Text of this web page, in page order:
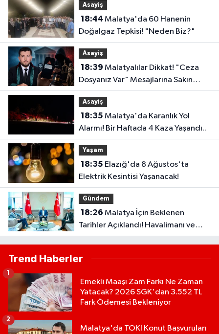
Asayiş
18:44
Doğalgaz Tepkisi! "Neden Biz?"
Asayiş
18:39
Dosyanız Var" Mesajlarına Sakın
Kanmayın
Asayiş
18:35
Alarmı! Bir Haftada 4 Kaza Yaşandı..
Yaşam
18:35
Elektrik Kesintisi Yaşanacak!
Gündem
18:26
Tarihler Açıklandı! Havalimanı ve
Çevre Yolu Açılıyor..
Trend Haberler
Emekli Maaşı Zam Farkı Ne Zaman
Yatacak? 2026 SGK'dan 3.552 TL
Fark Ödemesi Bekleniyor
1
Malatya'da TOKİ Konut Başvuruları
2